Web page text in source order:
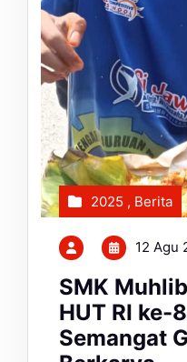
2025 , Berita
12 Agu
SMK
HUT RI ke-
Semangat